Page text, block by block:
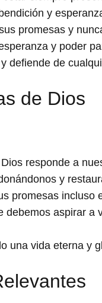
y
promesas y
y poder
defiende de
de Dios
responde a
y
promesas incluso
debemos aspirar
una vida eterna y